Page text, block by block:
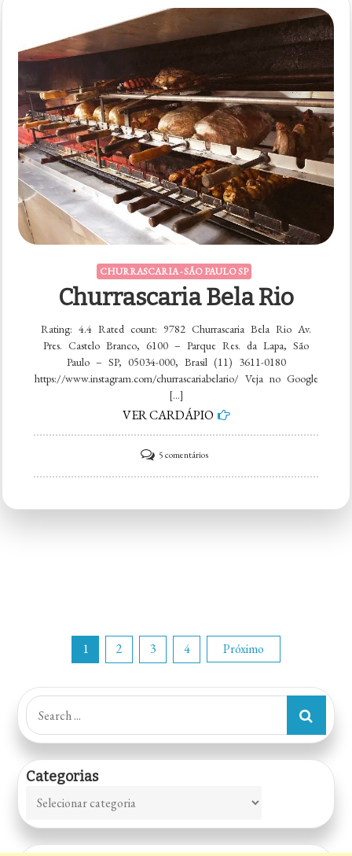
CHURRASCARIA - SÃO PAULO SP
Churrascaria Bela Rio
Rating: 4.4 Rated count: 9782 Churrascaria Bela Rio Av.
Pres. Castelo Branco, 6100 – Parque Res. da Lapa, São
Paulo – SP, 05034-000, Brasil (11) 3611-0180
https://www.instagram.com/churrascariabelario/ Veja no Google
[…]
VER CARDÁPIO
5 comentáriosem
Churrascaria
Paginação
de
posts
1 2 3 4 Próximo
Search
for:
Categorias
Categorias